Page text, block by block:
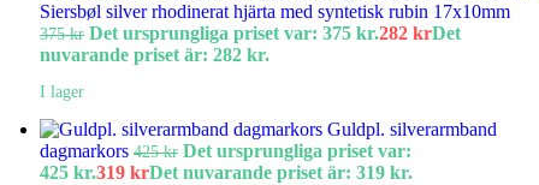
Siersbøl silver rhodinerat hjärta med syntetisk rubin 17x10mm
375kr Det ursprungliga priset var: 375 kr.282 krDet
nuvarande priset är: 282 kr.
I lager
Guldpl. silverarmband
dagmarkors 425kr Det ursprungliga priset var:
425 kr.319 krDet nuvarande priset är: 319 kr.